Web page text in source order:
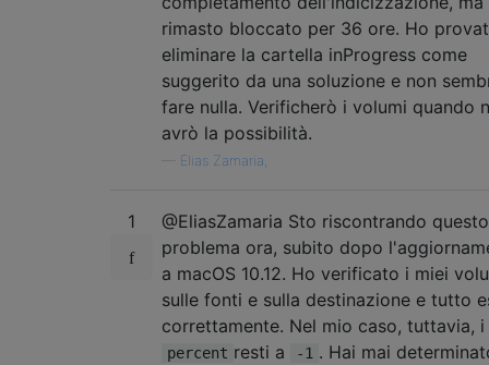
rimasto bloccato per 36 ore. Ho
eliminare la cartella inProgress come
suggerito da una soluzione e non
fare nulla. Verificherò i volumi quando
avrò la possibilità.
Elias Zamaria,
1
@EliasZamaria Sto riscontrando questo
problema ora, subito dopo
a macOS 10.12. Ho verificato i miei
sulle fonti e sulla destinazione e tutto
correttamente. Nel mio caso, tuttavia, i
percent resti a -1 . Hai mai